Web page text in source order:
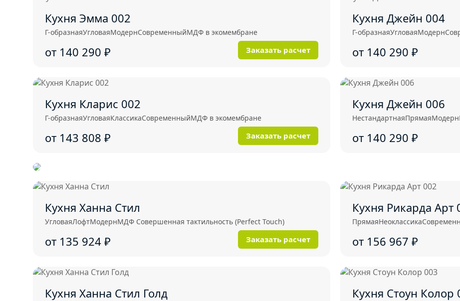
Кухня Эмма 002
Г-образнаяУгловаяМодернСовременныйМДФ в экомембране
от 140 290 ₽ Заказать расчет
Кухня Джейн 004
Г-образнаяУгловаяМодерн
от 140 290 ₽
Кухня Кларис 002
Г-образнаяУгловаяКлассикаСовременныйМДФ в экомембране
от 143 808 ₽ Заказать расчет
Кухня Джейн 006
НестандартнаяПрямаяМодерн
от 140 290 ₽
Кухня Ханна Стил
УгловаяЛофтМодернМДФ Совершенная тактильность (Perfect Touch)
от 135 924 ₽ Заказать расчет
Кухня Рикарда Арт
ПрямаяНеоклассика
от 156 967 ₽
Кухня Ханна Стил Голд Кухня Стоун Колор